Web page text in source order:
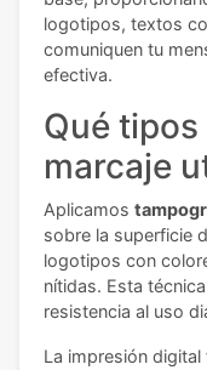
logotipos, textos
comuniquen tu
efectiva.
Qué
marcaje
Aplicamos
sobre la superficie
logotipos con
nítidas. Esta
resistencia al uso
La impresión